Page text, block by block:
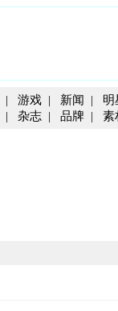
| 游戏 | 新闻 | 明
| 杂志 | 品牌 | 素